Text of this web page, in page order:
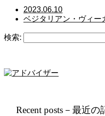
2023.06.10
ベジタリアン・ヴィー
検索:
Recent posts－最近の